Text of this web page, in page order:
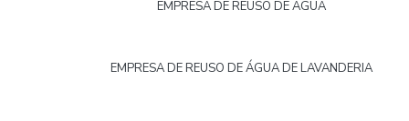
EMPRESA DE REUSO DE AGUA
EMPRESA DE REUSO DE ÁGUA DE LAVANDERIA